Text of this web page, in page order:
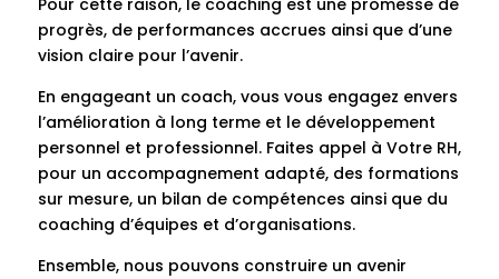
Pour cette raison, le coaching est une promesse de
progrès, de performances accrues ainsi que d’une
vision claire pour l’avenir.
En engageant un coach, vous vous engagez envers
l’amélioration à long terme et le développement
personnel et professionnel. Faites appel à Votre RH,
pour un accompagnement adapté, des formations
sur mesure, un bilan de compétences ainsi que du
coaching d’équipes et d’organisations.
Ensemble, nous pouvons construire un avenir